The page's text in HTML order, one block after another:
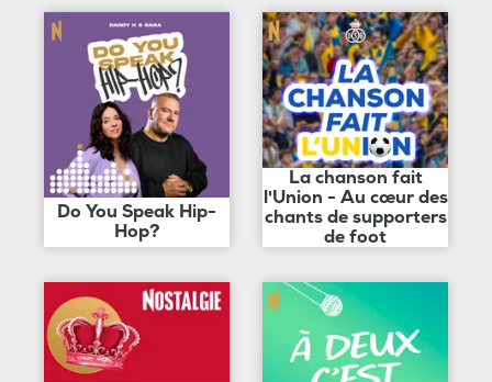
Do You Speak Hip-
Hop?
La chanson fait
l'Union - Au cœur des
chants de supporters
de foot